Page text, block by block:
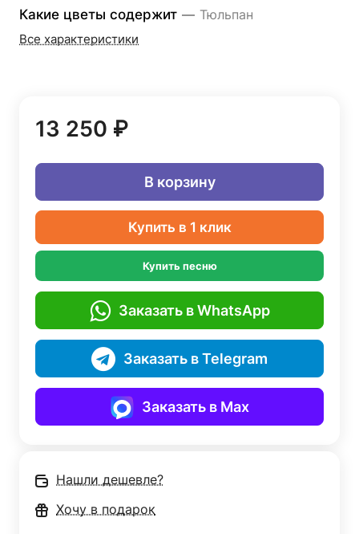
Какие цветы содержит — Тюльпан
Все характеристики
13 250 ₽
В корзину
Купить в 1 клик
Купить песню
Заказать в WhatsApp
Заказать в Telegram
Заказать в Max
Нашли дешевле?
Хочу в подарок